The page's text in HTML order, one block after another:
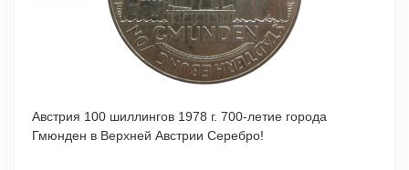
Австрия 100 шиллингов 1978 г. 700-летие города
Гмюнден в Верхней Австрии Серебро!